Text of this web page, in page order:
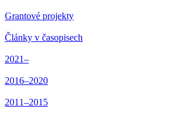
Grantové projekty
Články v časopisech
2021–
2016–2020
2011–2015